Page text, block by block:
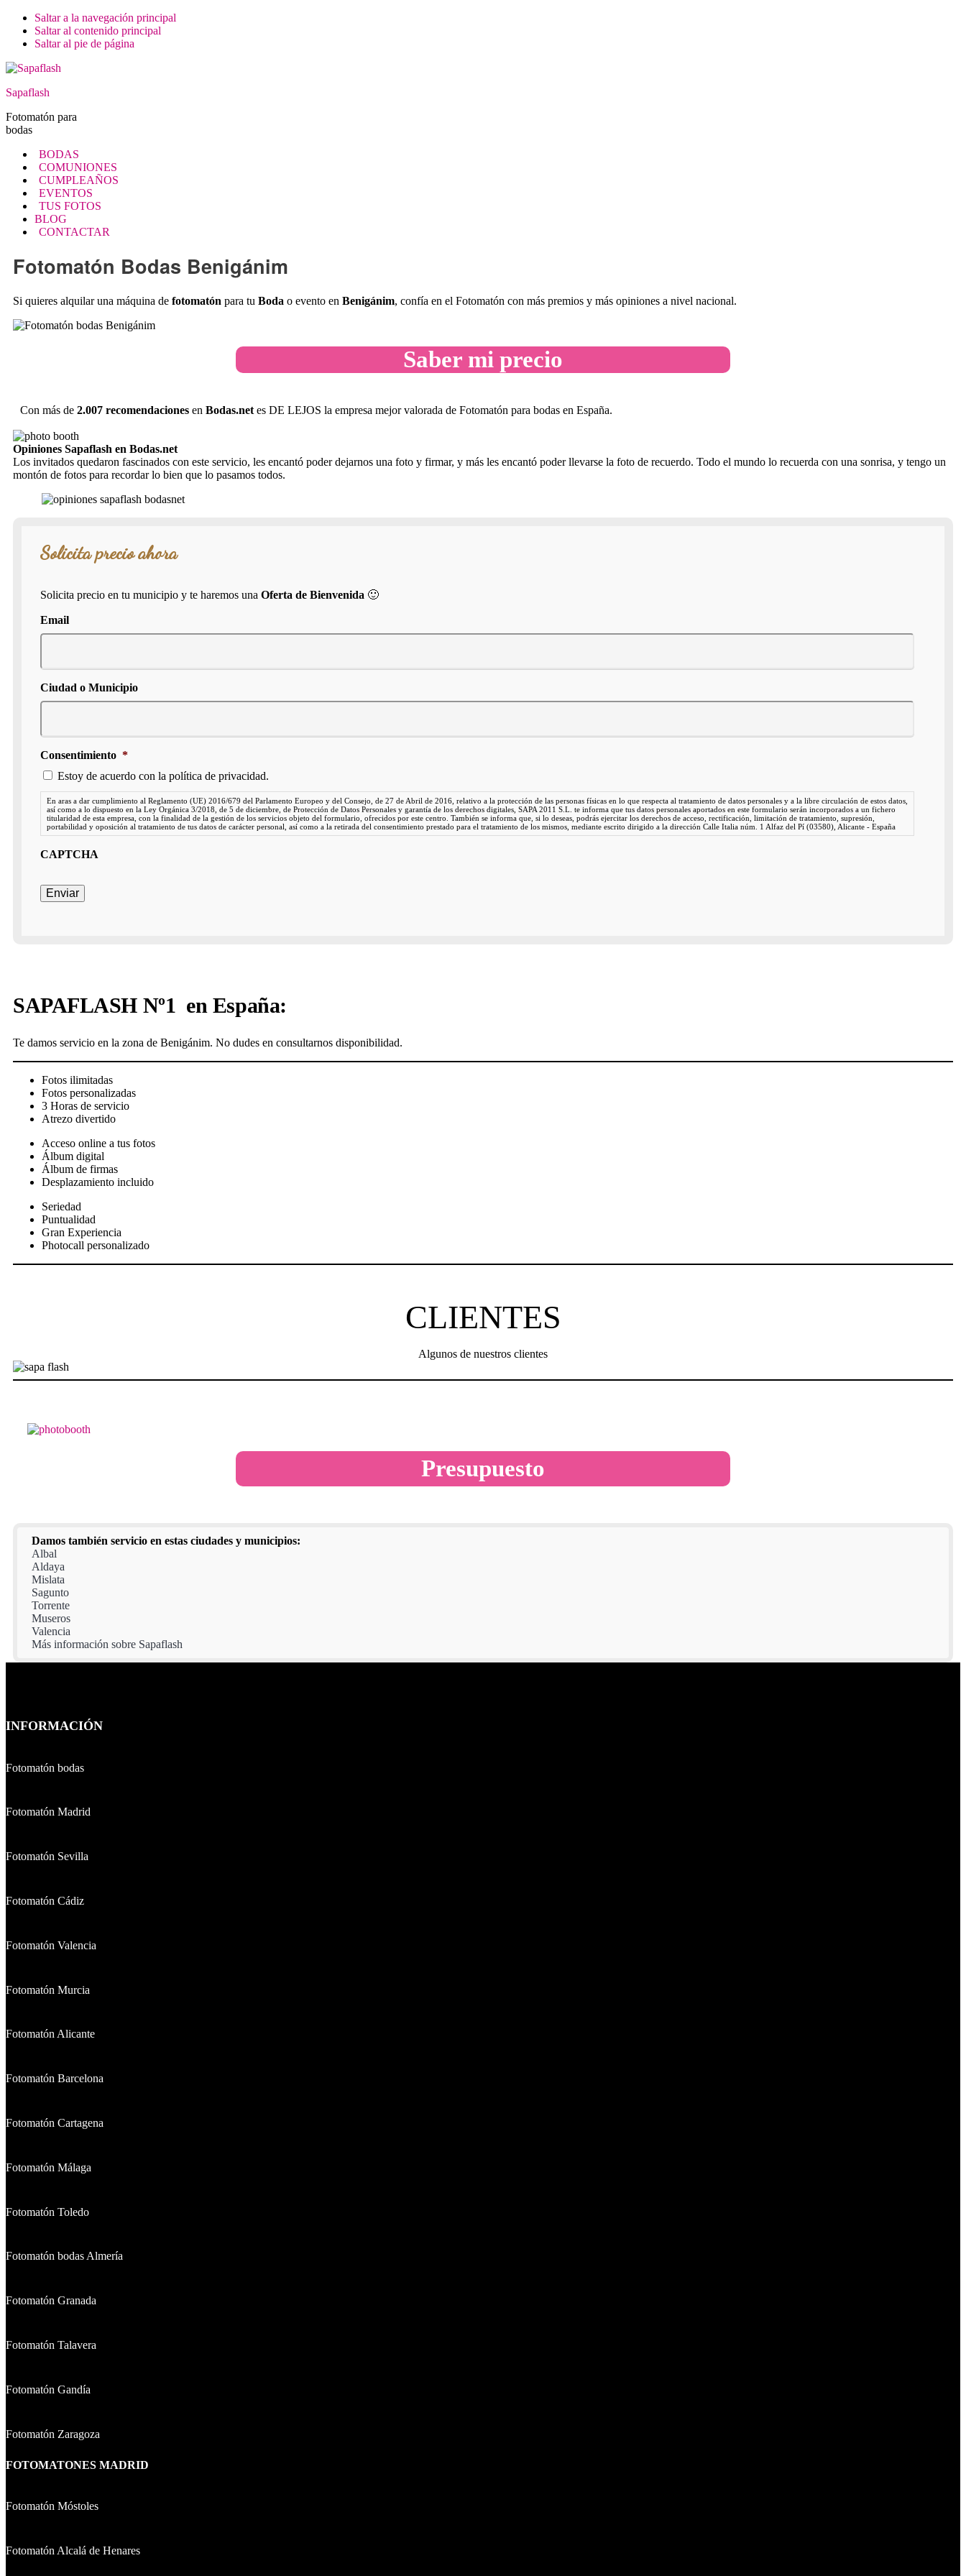
Saltar a la navegación principal
Saltar al contenido principal
Saltar al pie de página
Sapaflash
Fotomatón para
bodas
BODAS
COMUNIONES
CUMPLEAÑOS
EVENTOS
TUS FOTOS
BLOG
CONTACTAR
Fotomatón Bodas Benigánim
Si quieres alquilar una máquina de fotomatón para tu Boda o evento en Benigánim, confía en el Fotomatón con más premios y más opiniones a nivel nacional.
Saber mi precio
Con más de 2.007 recomendaciones en Bodas.netes DE LEJOS la empresa mejor valorada de Fotomatón para bodas en España.
Opiniones Sapaflash en Bodas.net
Los invitados quedaron fascinados con este servicio, les encantó poder dejarnos una foto y firmar, y más les encantó poder llevarse la foto de recuerdo. Todo el mundo lo recuerda con una sonrisa, y tengo un
montón de fotos para recordar lo bien que lo pasamos todos.
Solicita precio ahora
Solicita precio en tu municipio y te haremos una Oferta de Bienvenida 🙂
Email
Ciudad o Municipio
Consentimiento *
Estoy de acuerdo con la política de privacidad.
En aras a dar cumplimiento al Reglamento (UE) 2016/679 del Parlamento Europeo y del Consejo, de 27 de Abril de 2016, relativo a la protección de las personas físicas en lo que respecta al tratamiento de datos personales y a la libre circulación de estos datos,
así como a lo dispuesto en la Ley Orgánica 3/2018, de 5 de diciembre, de Protección de Datos Personales y garantía de los derechos digitales, SAPA 2011 S.L. te informa que tus datos personales aportados en este formulario serán incorporados a un fichero
titularidad de esta empresa, con la finalidad de la gestión de los servicios objeto del formulario, ofrecidos por este centro. También se informa que, si lo deseas, podrás ejercitar los derechos de acceso, rectificación, limitación de tratamiento, supresión,
portabilidad y oposición al tratamiento de tus datos de carácter personal, así como a la retirada del consentimiento prestado para el tratamiento de los mismos, mediante escrito dirigido a la dirección Calle Italia núm. 1 Alfaz del Pí (03580), Alicante - España
CAPTCHA
SAPAFLASH Nº1 en España:
Te damos servicio en la zona de Benigánim. No dudes en consultarnos disponibilidad.
Fotos ilimitadas
Fotos personalizadas
3 Horas de servicio
Atrezo divertido
Acceso online a tus fotos
Álbum digital
Álbum de firmas
Desplazamiento incluido
Seriedad
Puntualidad
Gran Experiencia
Photocall personalizado
CLIENTES
Algunos de nuestros clientes
Presupuesto
Damos también servicio en estas ciudades y municipios:
Albal
Aldaya
Mislata
Sagunto
Torrente
Museros
Valencia
Más información sobre Sapaflash
Footer
INFORMACIÓN
Fotomatón bodas
Fotomatón Madrid
Fotomatón Sevilla
Fotomatón Cádiz
Fotomatón Valencia
Fotomatón Murcia
Fotomatón Alicante
Fotomatón Barcelona
Fotomatón Cartagena
Fotomatón Málaga
Fotomatón Toledo
Fotomatón bodas Almería
Fotomatón Granada
Fotomatón Talavera
Fotomatón Gandía
Fotomatón Zaragoza
FOTOMATONES MADRID
Fotomatón Móstoles
Fotomatón Alcalá de Henares